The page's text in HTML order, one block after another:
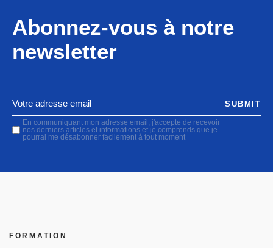
Abonnez-vous à notre
newsletter
En communiquant mon adresse email, j'accepte de recevoir
nos derniers articles et informations et je comprends que je
pourrai me désabonner facilement à tout moment
SUBMIT
FORMATION